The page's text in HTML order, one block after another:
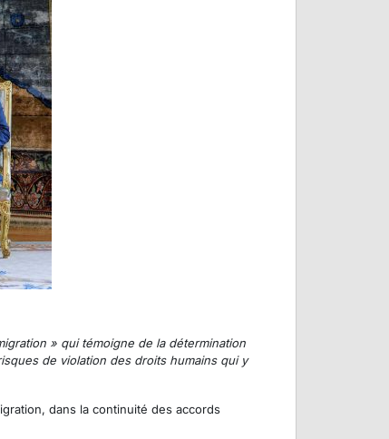
» qui témoigne de la détermination
de violation des droits humains qui y
dans la continuité des accords